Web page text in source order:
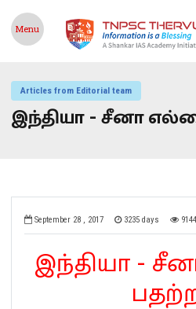
Menu
Articles from Editorial team
இந்தியா - சீனா
September 28 , 2017 3235 days 9144
இந்தியா -